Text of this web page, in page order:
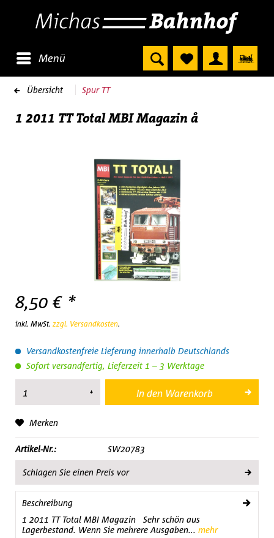
Menü
Übersicht Spur TT
1 2011 TT Total MBI Magazin å
8,50 € *
inkl. MwSt. zzgl. Versandkosten.
Versandkostenfreie Lieferung innerhalb Deutschlands
Sofort versandfertig, Lieferzeit 1 – 3 Werktage
In den Warenkorb
Merken
Artikel-Nr.: SW20783
Schlagen Sie einen Preis vor
Beschreibung
1 2011 TT Total MBI Magazin Sehr schön aus
Lagerbestand. Wenn Sie mehrere Ausgaben... mehr